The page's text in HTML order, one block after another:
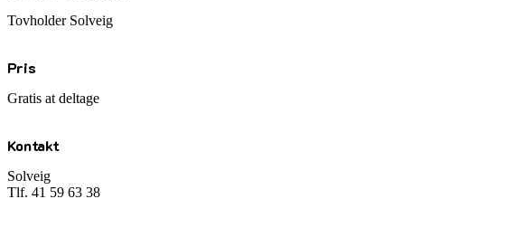
Tovholder Solveig
Pris
Gratis at deltage
Kontakt
Solveig
Tlf. 41 59 63 38